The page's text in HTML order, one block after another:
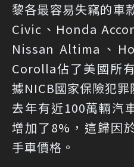
黎各最容易失竊的車
Civic、Honda
Nissan Altima、
Corolla佔了美國所
據NICB國家保險犯
去年有近100萬輛汽
增加了8%，這歸因
手車價格。